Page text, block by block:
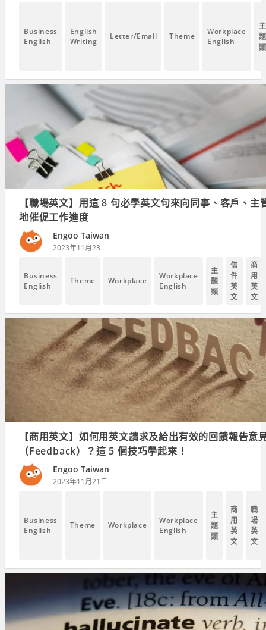
Business
English
English
Writing
Letter/Email Theme
Workplace
English
主
題
類
【職場英文】用這 8 句必學英文句來向同事、客戶、主
地催促工作進度
Engoo Taiwan
2023年11月23日
Business
English
Theme Workplace
Workplace
English
主
題
類
信
件
英
文
商
用
英
文
【商用英文】如何用英文請求及給出有效的回饋報告意
（Feedback）？這 5 個技巧學起來！
Engoo Taiwan
2023年11月21日
Business
English
Theme Workplace
Workplace
English
主
題
類
商
用
英
文
職
場
英
文